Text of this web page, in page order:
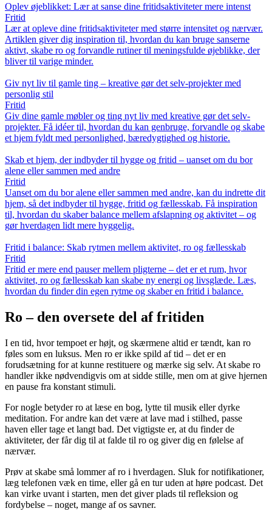
Oplev øjeblikket: Lær at sanse dine fritidsaktiviteter mere intenst
Fritid
Lær at opleve dine fritidsaktiviteter med større intensitet og nærvær.
Artiklen giver dig inspiration til, hvordan du kan bruge sanserne
aktivt, skabe ro og forvandle rutiner til meningsfulde øjeblikke, der
bliver til varige minder.
Giv nyt liv til gamle ting – kreative gør det selv-projekter med
personlig stil
Fritid
Giv dine gamle møbler og ting nyt liv med kreative gør det selv-
projekter. Få idéer til, hvordan du kan genbruge, forvandle og skabe
et hjem fyldt med personlighed, bæredygtighed og historie.
Skab et hjem, der indbyder til hygge og fritid – uanset om du bor
alene eller sammen med andre
Fritid
Uanset om du bor alene eller sammen med andre, kan du indrette dit
hjem, så det indbyder til hygge, fritid og fællesskab. Få inspiration
til, hvordan du skaber balance mellem afslapning og aktivitet – og
gør hverdagen lidt mere hyggelig.
Fritid i balance: Skab rytmen mellem aktivitet, ro og fællesskab
Fritid
Fritid er mere end pauser mellem pligterne – det er et rum, hvor
aktivitet, ro og fællesskab kan skabe ny energi og livsglæde. Læs,
hvordan du finder din egen rytme og skaber en fritid i balance.
Ro – den oversete del af fritiden
I en tid, hvor tempoet er højt, og skærmene altid er tændt, kan ro
føles som en luksus. Men ro er ikke spild af tid – det er en
forudsætning for at kunne restituere og mærke sig selv. At skabe ro
handler ikke nødvendigvis om at sidde stille, men om at give hjernen
en pause fra konstant stimuli.
For nogle betyder ro at læse en bog, lytte til musik eller dyrke
meditation. For andre kan det være at lave mad i stilhed, passe
haven eller tage et langt bad. Det vigtigste er, at du finder de
aktiviteter, der får dig til at falde til ro og giver dig en følelse af
nærvær.
Prøv at skabe små lommer af ro i hverdagen. Sluk for notifikationer,
læg telefonen væk en time, eller gå en tur uden at høre podcast. Det
kan virke uvant i starten, men det giver plads til refleksion og
fordybelse – noget, mange af os savner.